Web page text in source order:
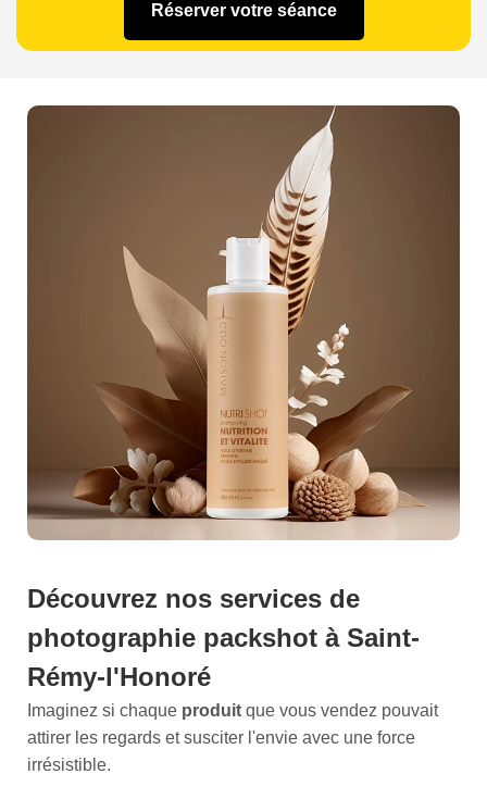
Réserver votre séance
Découvrez nos services de
photographie packshot à Saint-
Rémy-l'Honoré
Imaginez si chaque produit que vous vendez pouvait
attirer les regards et susciter l'envie avec une force
irrésistible.